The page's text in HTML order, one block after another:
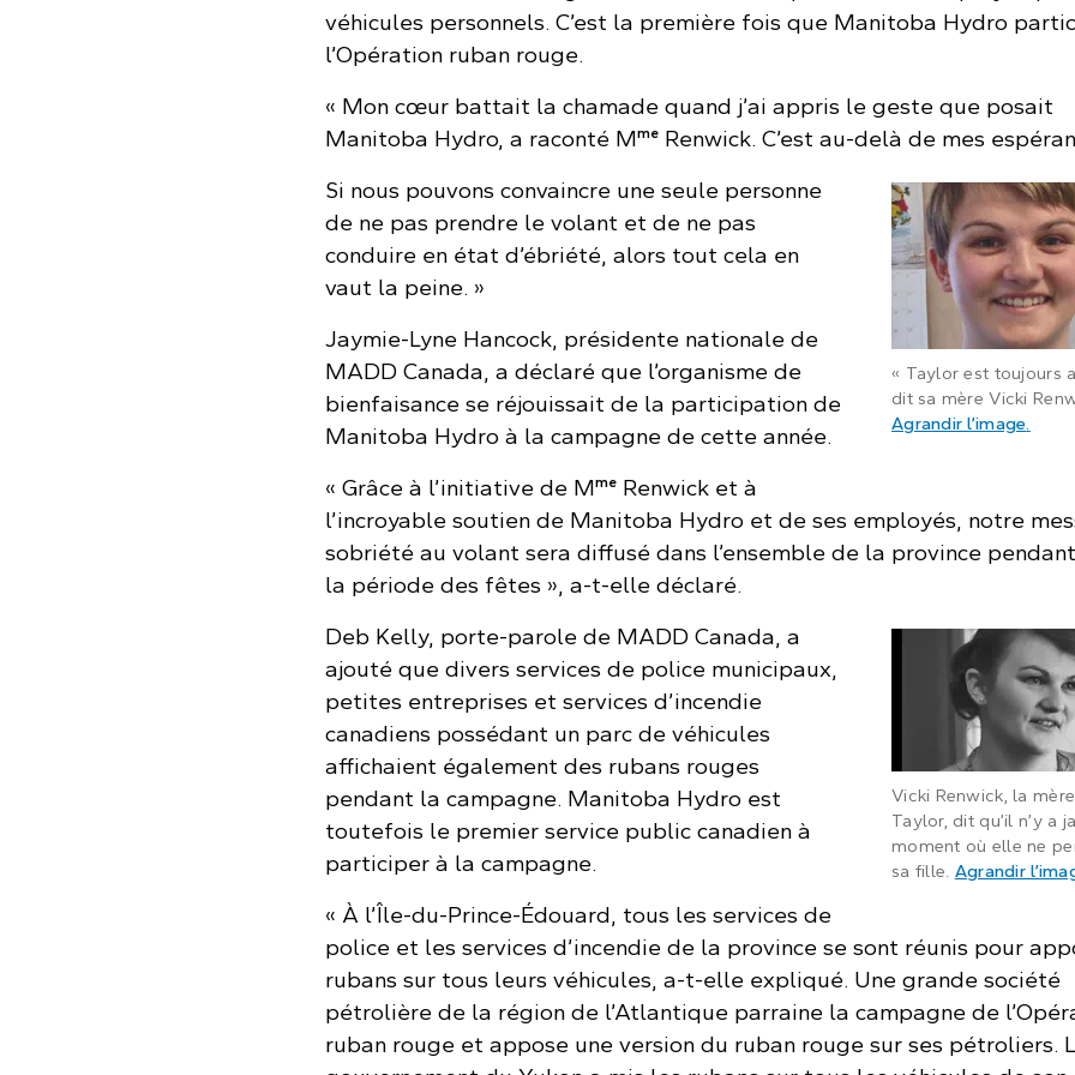
véhicules personnels. C’est la première fois que Manitoba Hydro
l’Opération ruban rouge.
« Mon cœur battait la chamade quand j’ai appris le geste que posait
Manitoba Hydro, a raconté MmeRenwick. C’est au-delà de mes
« Taylor est toujours
dit sa mère Vicki
Agrandir l’image.
Si nous pouvons convaincre une seule personne
de ne pas prendre le volant et de ne pas
conduire en état d’ébriété, alors tout cela en
vaut la peine. »
Jaymie-Lyne Hancock, présidente nationale de
MADD Canada, a déclaré que l’organisme de
bienfaisance se réjouissait de la participation de
Manitoba Hydro à la campagne de cette année.
« Grâce à l’initiative de MmeRenwick et à
l’incroyable soutien de Manitoba Hydro et de ses employés, notre
sobriété au volant sera diffusé dans l’ensemble de la province
la période des fêtes », a-t-elle déclaré.
Vicki Renwick, la
Taylor, dit qu’il n’y a
moment où elle ne
sa fille. Agrandir
Deb Kelly, porte-parole de MADD Canada, a
ajouté que divers services de police municipaux,
petites entreprises et services d’incendie
canadiens possédant un parc de véhicules
affichaient également des rubans rouges
pendant la campagne. Manitoba Hydro est
toutefois le premier service public canadien à
participer à la campagne.
« À l’Île-du-Prince-Édouard, tous les services de
police et les services d’incendie de la province se sont réunis pour
rubans sur tous leurs véhicules, a-t-elle expliqué. Une grande société
pétrolière de la région de l’Atlantique parraine la campagne de
ruban rouge et appose une version du ruban rouge sur ses pétroliers.